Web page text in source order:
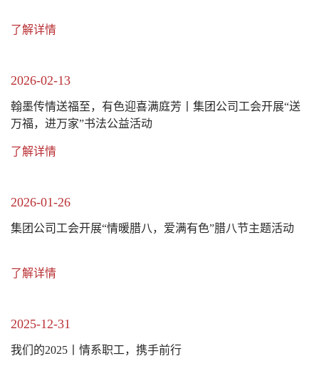
了解详情
2026-02-13
翰墨传情送福至，有色迎喜满庭芳丨集团公司工会开展“送
万福，进万家”书法公益活动
了解详情
2026-01-26
集团公司工会开展“情暖腊八，爱满有色”腊八节主题活动
了解详情
2025-12-31
我们的2025丨情系职工，携手前行